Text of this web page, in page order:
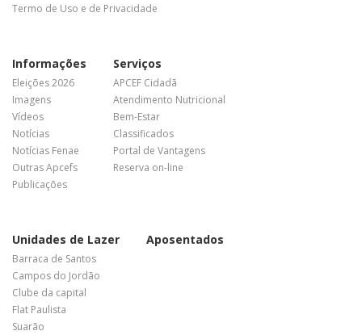
Termo de Uso e de Privacidade
Informações
Eleições 2026
Imagens
Vídeos
Notícias
Notícias Fenae
Outras Apcefs
Publicações
Serviços
APCEF Cidadã
Atendimento Nutricional
Bem-Estar
Classificados
Portal de Vantagens
Reserva on-line
Unidades de Lazer
Barraca de Santos
Campos do Jordão
Clube da capital
Flat Paulista
Suarão
Aposentados